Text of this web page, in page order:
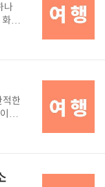
다.
코
있
스
나
화산
낮
되
니
보
적한
러
들
자